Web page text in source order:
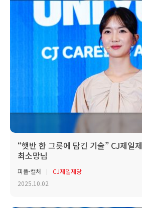
“햇반 한 그릇에 담긴 기술” CJ제일
최소망님
피플·컬처
CJ제일제당
2025.10.02